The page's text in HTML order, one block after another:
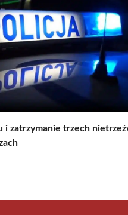
i zatrzymanie trzech